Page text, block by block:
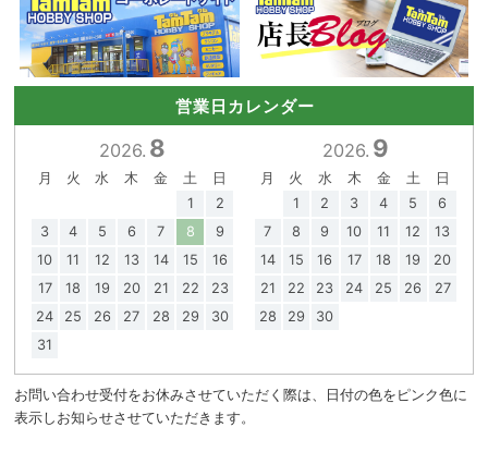
営業日カレンダー
2026. 8
月 火 水 木 金 土
日
1
2
3
4 5 6 7 8
9
10
11 12 13 14 15
16
17
18 19 20 21 22
23
24
25 26 27 28 29
30
31
2026. 9
月 火 水 木 金 土
日
1
2 3 4 5
6
7
8 9 10 11 12
13
14
15 16 17 18 19
20
21
22 23 24 25 26
27
28
29 30
お問い合わせ受付をお休みさせていただく際は、日付の色をピンク色に
表示しお知らせさせていただきます。